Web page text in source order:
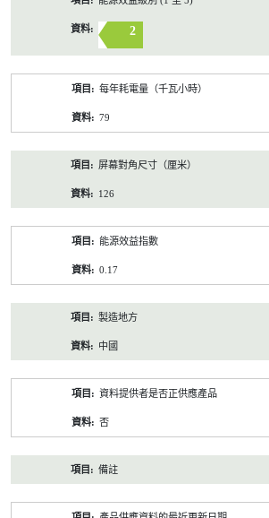
2
每年耗電量（千瓦小時）
79
屏幕對角尺寸（厘米）
126
能源效益指數
0.17
製造地方
中國
資料提供者是否正供應產品
否
備註